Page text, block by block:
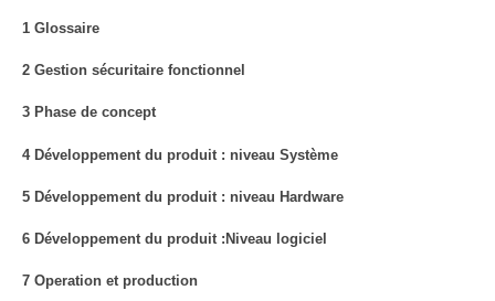
1 Glossaire
2 Gestion sécuritaire fonctionnel
3 Phase de concept
4 Développement du produit : niveau Système
5 Développement du produit : niveau Hardware
6 Développement du produit :Niveau logiciel
7 Operation et production